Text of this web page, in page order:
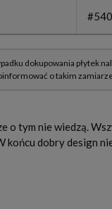
tym nie wiedzą.
dobry